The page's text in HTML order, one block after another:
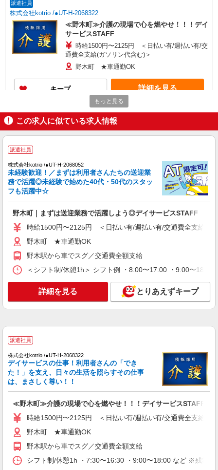
派遣社員
株式会社kotrio /●UT-H-2068322
≪野木町≫介護の現場で心を燃やせ！！！デイ
サービスSTAFF
時給1500円〜2125円 ＜日払い有/週払い有/交
通費全支給(ガソリン代含む)＞
野木町 ★車通勤OK
キープ 詳細を見る
株式会社kotrio /●UT-H-2068515
野木町のデイサービス♪日勤のみ！残業ゼロで
通費全支給(ガソリン代含む)＞
野木町 ★車通勤OK
詳細を見る
パート
野木ケアセンターそよ風：RO9645
ショートステイ 夜勤専従介護職
【時給】1,470円〜 ▼給与詳細 処遇改善手
当：220円/時 夜勤手当:6,000円/回 ▼下記別途支給
通勤手当 年末年始手当：380円/時 寸志あり：年2
試用期間中(3ヶ月)は支給なし
栃木県下都賀郡野木町野木1895-1
キープ 詳細を見る
野木ケアセンターそよ風：RO11337
善手当：200〜220円/時 夜勤手当:6,000円/回 ▼下
記別途支給 通勤手当 年末年始手当：380円/時 寸
志あり：年2回（6月・12月） ※業績による ※処
遇改善手当は試用期間中(3ヶ月)は支給なし
栃木県下都賀郡野木町野木1895-1
キープ 詳細を見る
契約社員
野木ケアセンターそよ風：RO9081
ショートステイ 介護スタッフ
【月給】275,920円〜290,920円 ▼給与詳細 処
遇改善手当：35,920円 夜勤手当：30,000円（5回
分） ※6回目以降は1回6,000円支給 ▼下記別途支
もっと見る
この求人に似ている求人情報
派遣社員
株式会社kotrio /●UT-H-2068052
未経験歓迎！／まずは利用者さんたちの送迎業
務で活躍◎未経験で始めた40代・50代のスタッ
フも活躍中☆
野木町｜まずは送迎業務で活躍しよう◎デイサービスSTAFF
時給1500円〜2125円 ＜日払い有/週払い有/交通費全支給(ガ
野木町 ★車通勤OK
野木駅から車でスグ／交通費全額支給
＜シフト制/休憩1h＞ シフト例 ・8:00〜17:00 ・9:00〜
詳細を見る とりあえずキープ
派遣社員
株式会社kotrio /●UT-H-2068322
デイサービスの仕事！利用者さんの「でき
た！」を支え、日々の生活を照らすその仕事
は、まさしく尊い！！
≪野木町≫介護の現場で心を燃やせ！！！デイサービスSTAFF
時給1500円〜2125円 ＜日払い有/週払い有/交通費全支給(ガ
野木町 ★車通勤OK
野木駅から車でスグ／交通費全額支給
シフト制/休憩1h ・7:30〜16:30 ・9:00〜18:00 など ※残業